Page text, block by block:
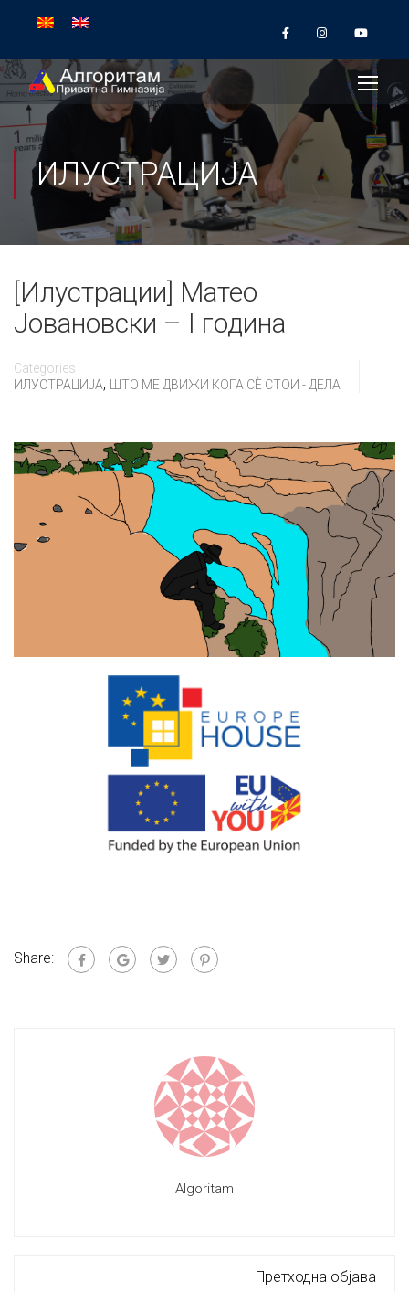
ИЛУСТРАЦИЈА
[Илустрации] Матео
Јовановски – I година
Categories
ИЛУСТРАЦИЈА, ШТО МЕ ДВИЖИ КОГА СÈ СТОИ - ДЕЛА
Share:
Algoritam
Претходна објава